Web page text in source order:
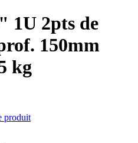
1U 2pts de
150mm
kg
produit